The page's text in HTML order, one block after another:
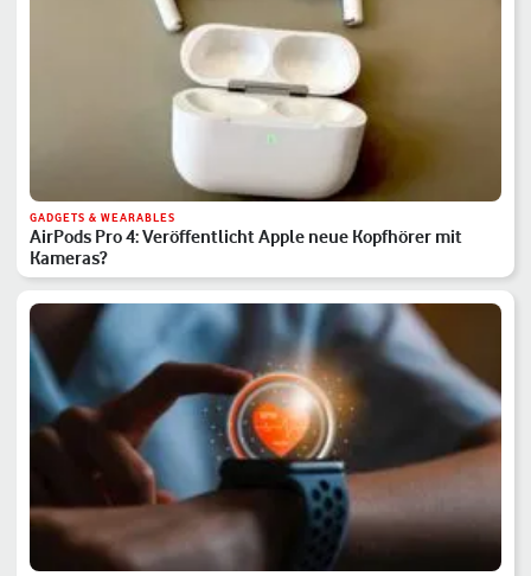
GADGETS & WEARABLES
AirPods Pro 4: Veröffentlicht Apple neue Kopfhörer mit
Kameras?